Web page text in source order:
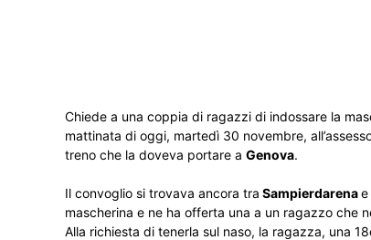
Chiede a una coppia di ragazzi di indossare la
mattinata di oggi, martedì 30 novembre,
treno che la doveva portare a Genova.
Il convoglio si trovava ancora tra Sampierdarenae
mascherina e ne ha offerta una a un ragazzo che
Alla richiesta di tenerla sul naso, la ragazza, una